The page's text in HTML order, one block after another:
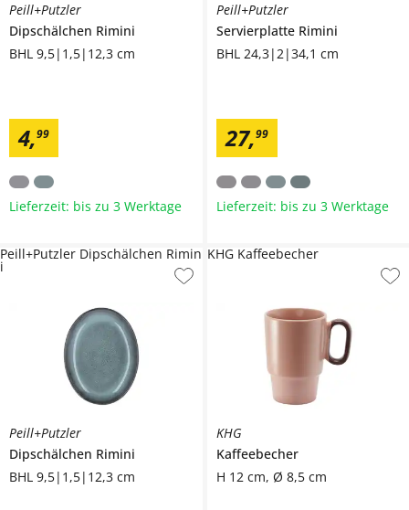
Peill+Putzler
Dipschälchen Rimini
BHL 9,5|1,5|12,3 cm
4,99
Lieferzeit: bis zu 3 Werktage
Peill+Putzler
Servierplatte Rimini
BHL 24,3|2|34,1 cm
27,99
Lieferzeit: bis zu 3 Werktage
Peill+Putzler
Dipschälchen Rimini
BHL 9,5|1,5|12,3 cm
Peill+Putzler Dipschälchen Rimin
i
KHG
Kaffeebecher
H 12 cm, Ø 8,5 cm
KHG Kaffeebecher